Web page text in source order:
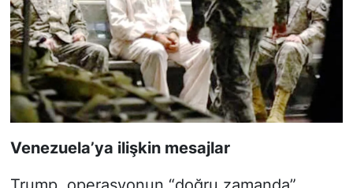
Venezuela’ya ilişkin mesajlar